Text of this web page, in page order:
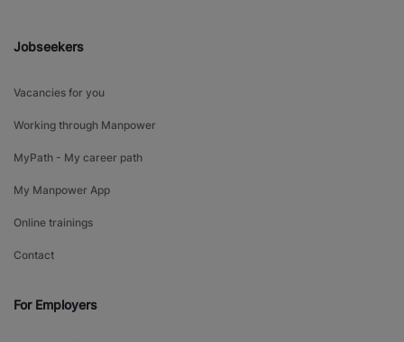
Jobseekers
Vacancies for you
Working through Manpower
MyPath - My career path
My Manpower App
Online trainings
Contact
For Employers